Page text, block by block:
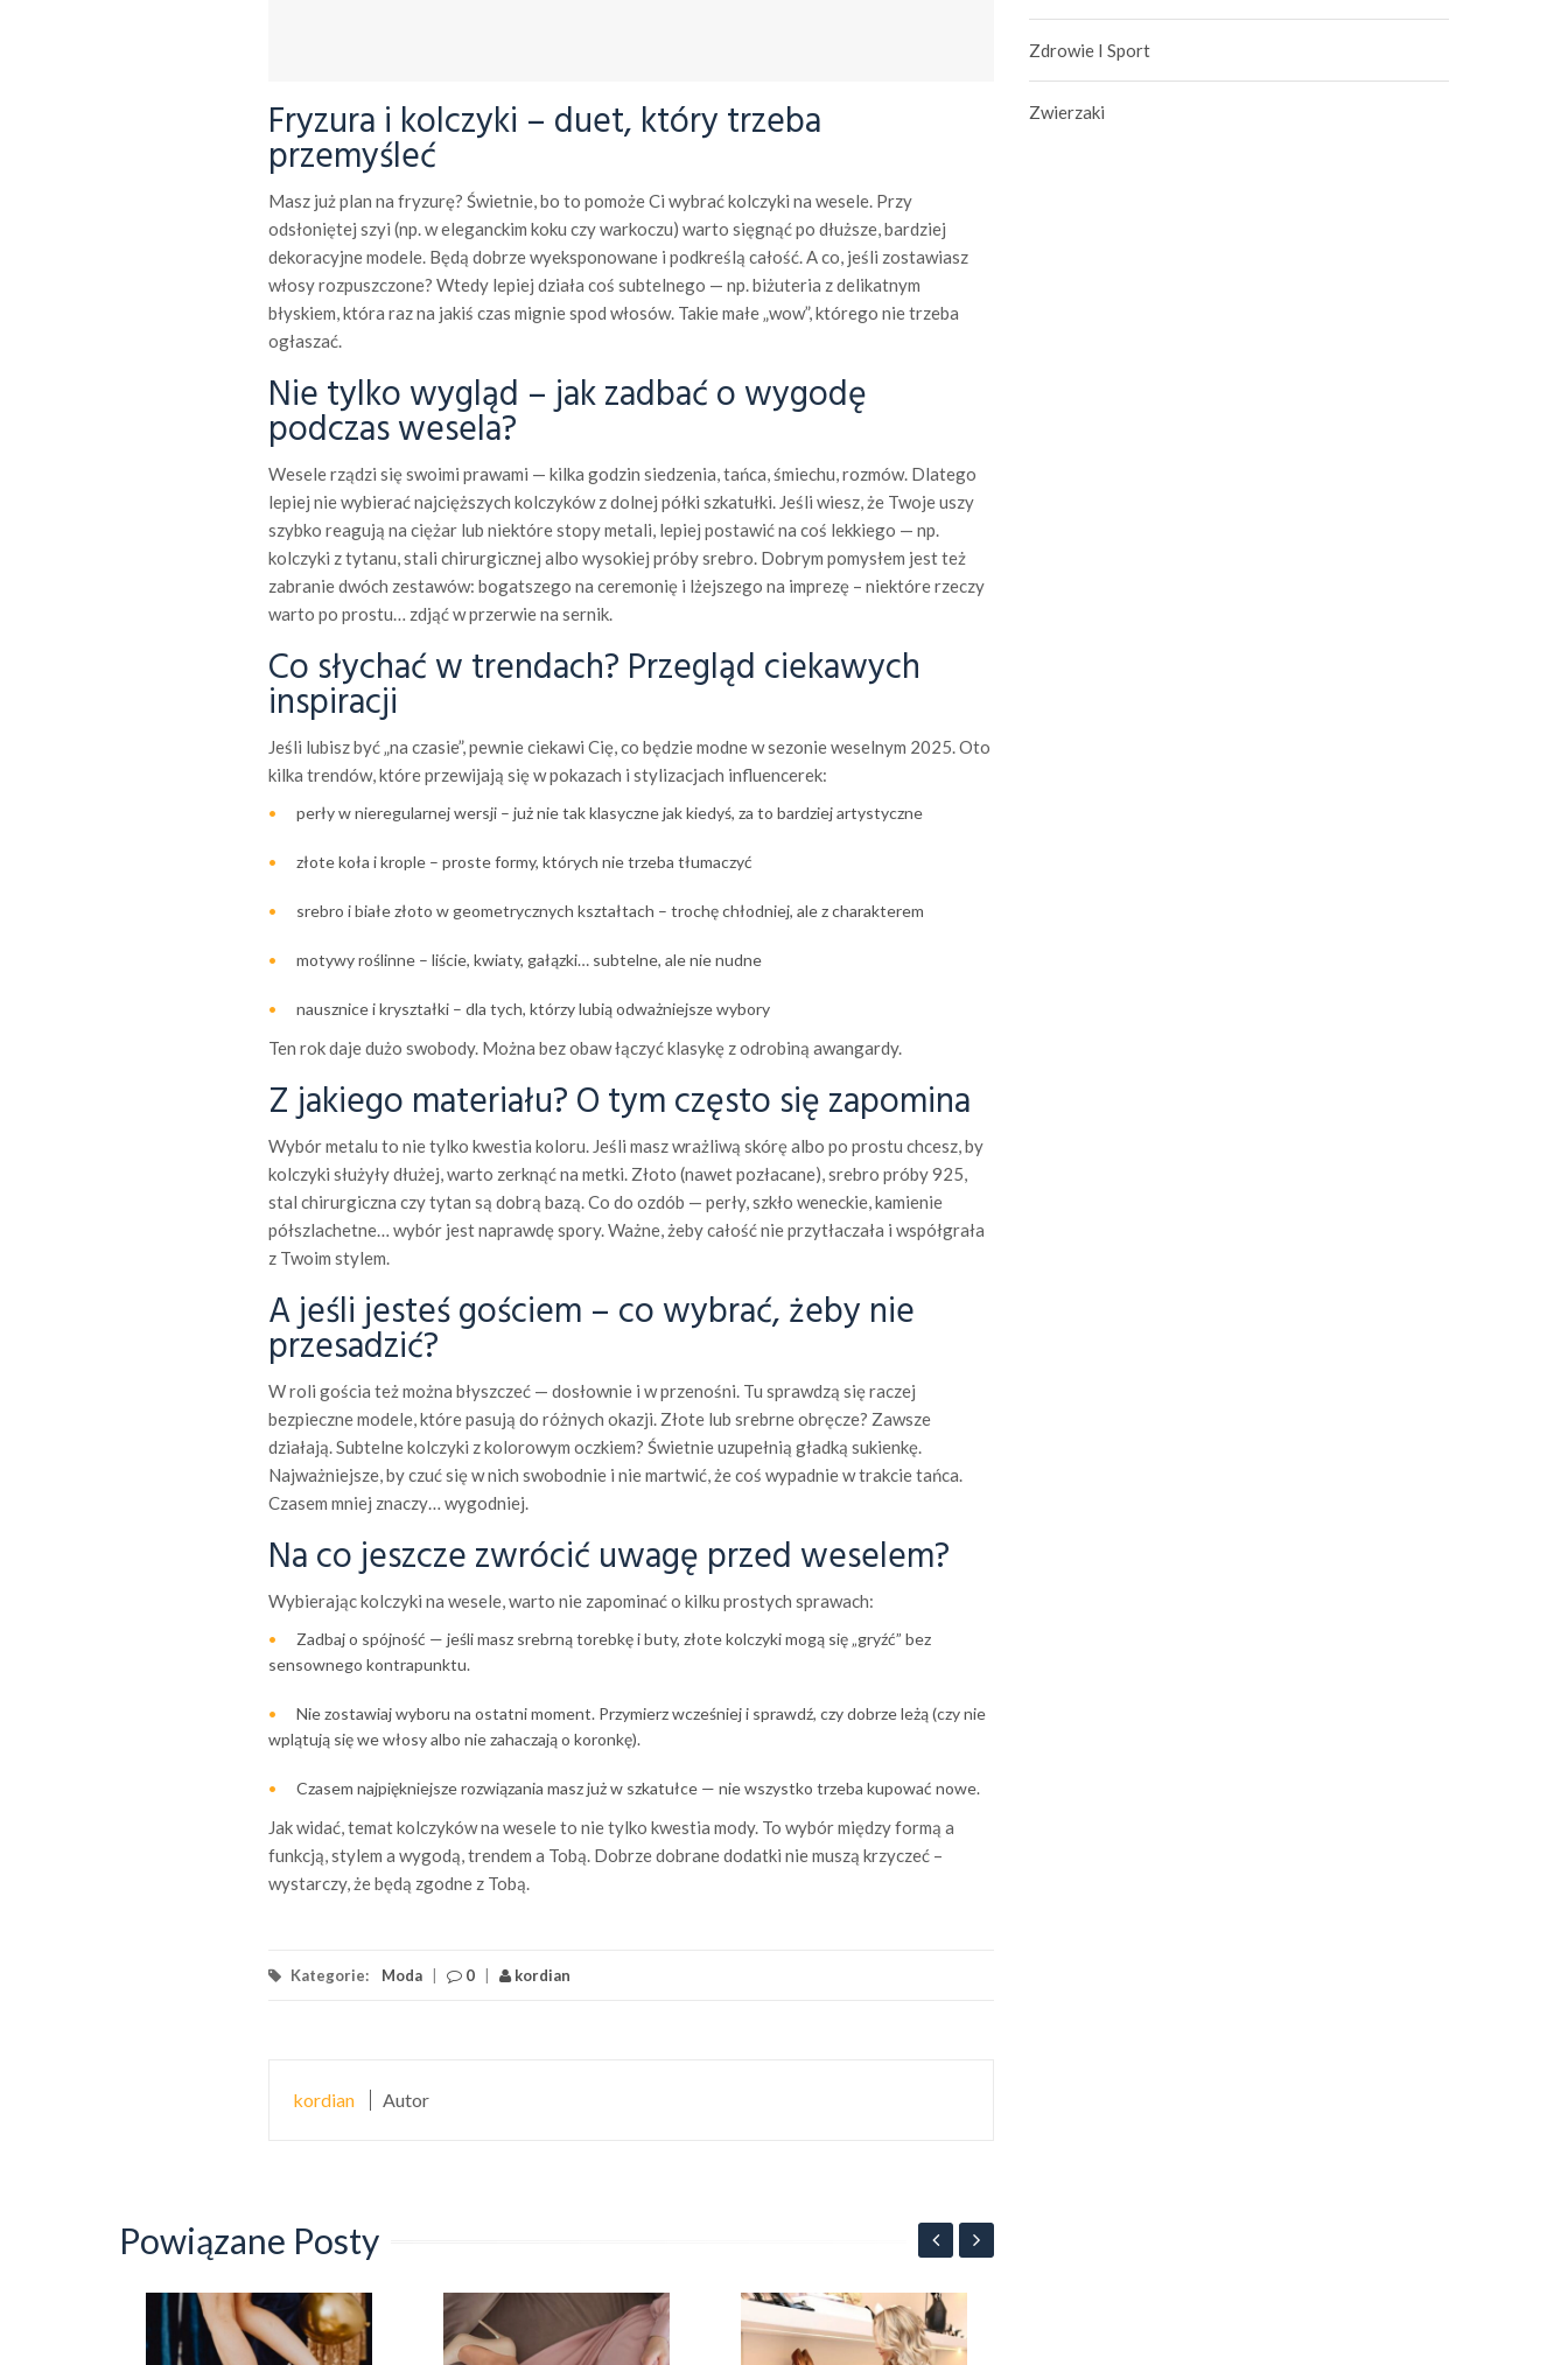
Fryzura i kolczyki – duet, który trzeba
przemyśleć
Masz już plan na fryzurę? Świetnie, bo to pomoże Ci wybrać kolczyki na wesele. Przy
odsłoniętej szyi (np. w eleganckim koku czy warkoczu) warto sięgnąć po dłuższe, bardziej
dekoracyjne modele. Będą dobrze wyeksponowane i podkreślą całość. A co, jeśli zostawiasz
włosy rozpuszczone? Wtedy lepiej działa coś subtelnego — np. biżuteria z delikatnym
błyskiem, która raz na jakiś czas mignie spod włosów. Takie małe „wow”, którego nie trzeba
ogłaszać.
Nie tylko wygląd – jak zadbać o wygodę
podczas wesela?
Wesele rządzi się swoimi prawami — kilka godzin siedzenia, tańca, śmiechu, rozmów. Dlatego
lepiej nie wybierać najcięższych kolczyków z dolnej półki szkatułki. Jeśli wiesz, że Twoje uszy
szybko reagują na ciężar lub niektóre stopy metali, lepiej postawić na coś lekkiego — np.
kolczyki z tytanu, stali chirurgicznej albo wysokiej próby srebro. Dobrym pomysłem jest też
zabranie dwóch zestawów: bogatszego na ceremonię i lżejszego na imprezę – niektóre rzeczy
warto po prostu… zdjąć w przerwie na sernik.
Co słychać w trendach? Przegląd ciekawych
inspiracji
Jeśli lubisz być „na czasie”, pewnie ciekawi Cię, co będzie modne w sezonie weselnym 2025. Oto
kilka trendów, które przewijają się w pokazach i stylizacjach influencerek:
perły w nieregularnej wersji – już nie tak klasyczne jak kiedyś, za to bardziej artystyczne
złote koła i krople – proste formy, których nie trzeba tłumaczyć
srebro i białe złoto w geometrycznych kształtach – trochę chłodniej, ale z charakterem
motywy roślinne – liście, kwiaty, gałązki… subtelne, ale nie nudne
nausznice i kryształki – dla tych, którzy lubią odważniejsze wybory
Ten rok daje dużo swobody. Można bez obaw łączyć klasykę z odrobiną awangardy.
Z jakiego materiału? O tym często się zapomina
Wybór metalu to nie tylko kwestia koloru. Jeśli masz wrażliwą skórę albo po prostu chcesz, by
kolczyki służyły dłużej, warto zerknąć na metki. Złoto (nawet pozłacane), srebro próby 925,
stal chirurgiczna czy tytan są dobrą bazą. Co do ozdób — perły, szkło weneckie, kamienie
półszlachetne… wybór jest naprawdę spory. Ważne, żeby całość nie przytłaczała i współgrała
z Twoim stylem.
A jeśli jesteś gościem – co wybrać, żeby nie
przesadzić?
W roli gościa też można błyszczeć — dosłownie i w przenośni. Tu sprawdzą się raczej
bezpieczne modele, które pasują do różnych okazji. Złote lub srebrne obręcze? Zawsze
działają. Subtelne kolczyki z kolorowym oczkiem? Świetnie uzupełnią gładką sukienkę.
Najważniejsze, by czuć się w nich swobodnie i nie martwić, że coś wypadnie w trakcie tańca.
Czasem mniej znaczy… wygodniej.
Na co jeszcze zwrócić uwagę przed weselem?
Wybierając kolczyki na wesele, warto nie zapominać o kilku prostych sprawach:
Zadbaj o spójność — jeśli masz srebrną torebkę i buty, złote kolczyki mogą się „gryźć” bez
sensownego kontrapunktu.
Nie zostawiaj wyboru na ostatni moment. Przymierz wcześniej i sprawdź, czy dobrze leżą (czy nie
wplątują się we włosy albo nie zahaczają o koronkę).
Czasem najpiękniejsze rozwiązania masz już w szkatułce — nie wszystko trzeba kupować nowe.
Jak widać, temat kolczyków na wesele to nie tylko kwestia mody. To wybór między formą a
funkcją, stylem a wygodą, trendem a Tobą. Dobrze dobrane dodatki nie muszą krzyczeć –
wystarczy, że będą zgodne z Tobą.
Kategorie: Moda 0 kordian
kordian Autor
Powiązane Posty
Zdrowie I Sport
Zwierzaki